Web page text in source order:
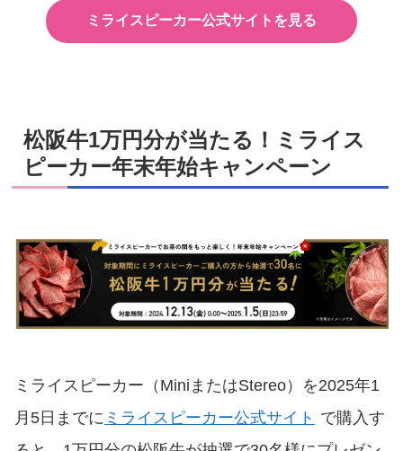
ミライスピーカー公式サイトを見る
松阪牛1万円分が当たる！ミライス
ピーカー年末年始キャンペーン
ミライスピーカー（MiniまたはStereo）を2025年1
月5日までに ミライスピーカー公式サイト で購入す